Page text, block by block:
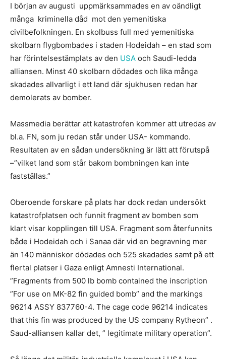
I början av augusti uppmärksammades en av oändligt
många kriminella dåd mot den yemenitiska
civilbefolkningen. En skolbuss full med yemenitiska
skolbarn flygbombades i staden Hodeidah – en stad som
har förintelsestämplats av den USA och Saudi-ledda
alliansen. Minst 40 skolbarn dödades och lika många
skadades allvarligt i ett land där sjukhusen redan har
demolerats av bomber.
Massmedia berättar att katastrofen kommer att utredas av
bl.a. FN, som ju redan står under USA- kommando.
Resultaten av en sådan undersökning är lätt att förutspå
–”vilket land som står bakom bombningen kan inte
fastställas.”
Oberoende forskare på plats har dock redan undersökt
katastrofplatsen och funnit fragment av bomben som
klart visar kopplingen till USA. Fragment som återfunnits
både i Hodeidah och i Sanaa där vid en begravning mer
än 140 människor dödades och 525 skadades samt på ett
flertal platser i Gaza enligt Amnesti International.
”Fragments from 500 lb bomb contained the inscription
”For use on MK-82 fin guided bomb” and the markings
96214 ASSY 837760-4. The cage code 96214 indicates
that this fin was produced by the US company Rytheon” .
Saud-alliansen kallar det, ” legitimate military operation”.